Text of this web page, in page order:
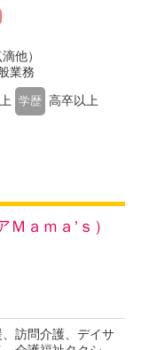
他）
業務
学歴 高卒以上
ａｍａ’ｓ）
訪問介護、デイサ